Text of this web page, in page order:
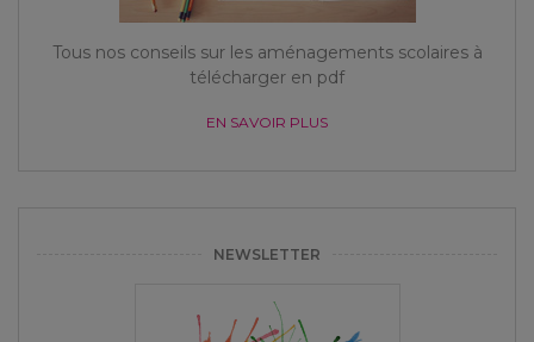
Tous nos conseils sur les aménagements scolaires à
télécharger en pdf
EN SAVOIR PLUS
NEWSLETTER